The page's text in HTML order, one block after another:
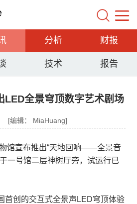
分析 财报
技术 报告
LED全景穹顶数字艺术剧场
[编辑： MiaHuang]
馆宣布推出“天地回响——全景音
一号馆二层神树厅旁，试运行已
首创的交互式全景声LED穹顶体验